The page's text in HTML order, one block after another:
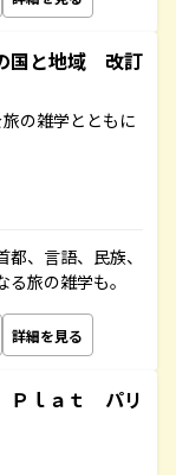
国と地域 改訂
の雑学とともに
、言語、民族、
旅の雑学も。
詳細を見る
ｌａｔ パリ